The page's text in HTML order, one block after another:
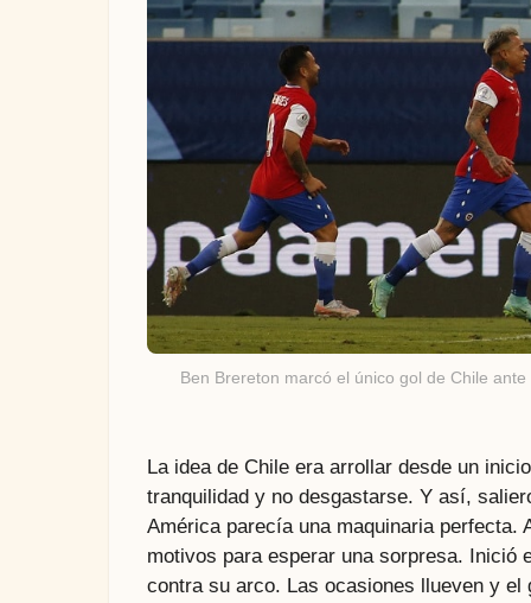
Ben Brereton marcó el único gol de Chile
La idea de Chile era arrollar desde un
tranquilidad y no desgastarse. Y así,
América parecía una maquinaria perfecta.
motivos para esperar una sorpresa. Inició
contra su arco. Las ocasiones llueven y